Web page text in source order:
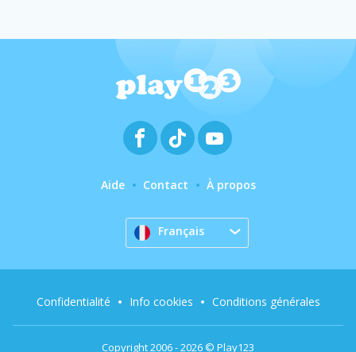
Aide Contact À propos
Français
Copyright 2006 - 2026 © Play123
Confidentialité Info cookies Conditions générales